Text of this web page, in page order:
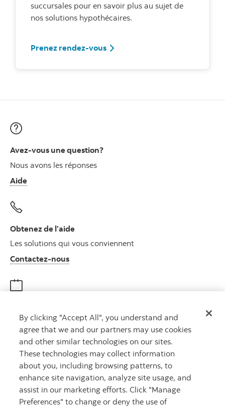
succursales pour en savoir plus au sujet de
nos solutions hypothécaires.
Prenez rendez-vous
Avez-vous une question?
Nous avons les réponses
Aide
Obtenez de l’aide
Les solutions qui vous conviennent
Contactez-nousAutres numéros, contactez-nous par
Rencontrez un conseiller
Prenez rendez-vous
By clicking "Accept All", you understand and
agree that we and our partners may use cookies
and other similar technologies on our sites.
These technologies may collect information
about you, including browsing patterns, to
enhance site navigation, analyze site usage, and
assist in our marketing efforts. Click "Manage
Preferences" to change or deny the use of